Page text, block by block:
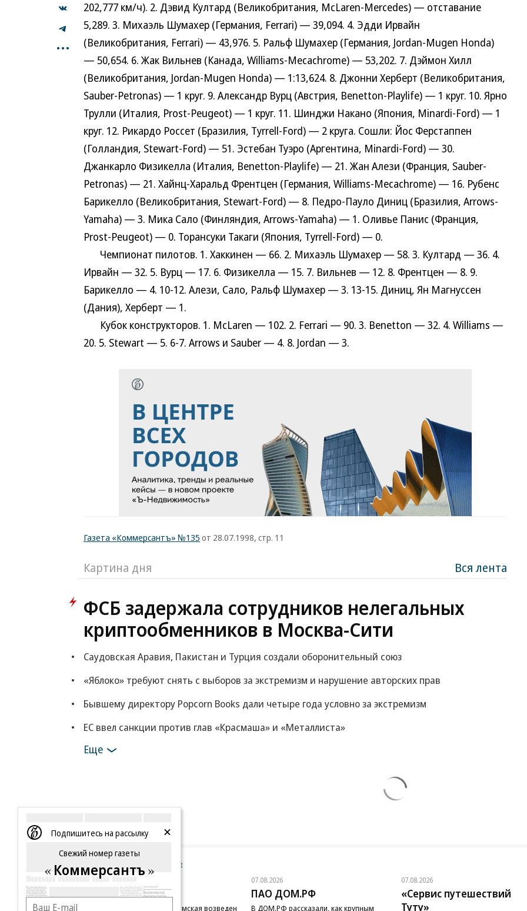
...
202,777 км/ч). 2. Дэвид Култард (Великобритания, McLaren-Mercedes) — отставание
5,289. 3. Михаэль Шумахер (Германия, Ferrari) — 39,094. 4. Эдди Ирвайн
(Великобритания, Ferrari) — 43,976. 5. Ральф Шумахер (Германия, Jordan-Mugen Honda)
— 50,654. 6. Жак Вильнев (Канада, Williams-Mecachrome) — 53,202. 7. Дэймон Хилл
(Великобритания, Jordan-Mugen Honda) — 1:13,624. 8. Джонни Херберт (Великобритания,
Sauber-Petronas) — 1 круг. 9. Александр Вурц (Австрия, Benetton-Playlife) — 1 круг. 10. Ярно
Трулли (Италия, Prost-Peugeot) — 1 круг. 11. Шинджи Накано (Япония, Minardi-Ford) — 1
круг. 12. Рикардо Россет (Бразилия, Tyrrell-Ford) — 2 круга. Сошли: Йос Ферстаппен
(Голландия, Stewart-Ford) — 51. Эстебан Туэро (Аргентина, Minardi-Ford) — 30.
Джанкарло Физикелла (Италия, Benetton-Playlife) — 21. Жан Алези (Франция, Sauber-
Petronas) — 21. Хайнц-Харальд Френтцен (Германия, Williams-Mecachrome) — 16. Рубенс
Барикелло (Великобритания, Stewart-Ford) — 8. Педро-Пауло Диниц (Бразилия, Arrows-
Yamaha) — 3. Мика Сало (Финляндия, Arrows-Yamaha) — 1. Оливье Панис (Франция,
Prost-Peugeot) — 0. Торансуки Такаги (Япония, Tyrrell-Ford) — 0.
Чемпионат пилотов. 1. Хаккинен — 66. 2. Михаэль Шумахер — 58. 3. Култард — 36. 4.
Ирвайн — 32. 5. Вурц — 17. 6. Физикелла — 15. 7. Вильнев — 12. 8. Френтцен — 8. 9.
Барикелло — 4. 10-12. Алези, Сало, Ральф Шумахер — 3. 13-15. Диниц, Ян Магнуссен
(Дания), Херберт — 1.
Кубок конструкторов. 1. McLaren — 102. 2. Ferrari — 90. 3. Benetton — 32. 4. Williams —
20. 5. Stewart — 5. 6-7. Arrows и Sauber — 4. 8. Jordan — 3.
Газета «Коммерсантъ» №135 от 28.07.1998, стр. 11
Картина дня Вся лента
ФСБ задержала сотрудников нелегальных
криптообменников в Москва-Сити
Саудовская Аравия, Пакистан и Турция создали оборонительный союз
«Яблоко» требуют снять с выборов за экстремизм и нарушение авторских прав
Бывшему директору Popcorn Books дали четыре года условно за экстремизм
ЕС ввел санкции против глав «Красмаша» и «Металлиста»
Еще
Все
STONE
Бизнес-центр STONE Римская возведен
07.08.2026
ПАО ДОМ.РФ
В ДОМ.РФ рассказали, как крупным
07.08.2026
«Сервис путешествий
Туту»
Подпишитесь на рассылку
Свежий номер газеты
Коммерсантъ